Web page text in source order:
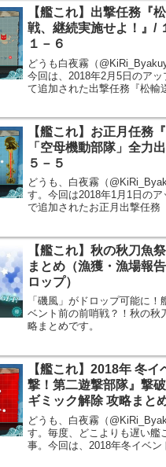
め記事となります。2018年春
了は...
【艦これ】出撃任務『
戦、継続実施せよ！』/
１－６
どうも白夜霧（
今回は、2018年2月5日のアッ
て追加された出撃任務『松輸
【艦これ】お正月任務
「空母機動部隊」全力
５－５
どうも、白夜霧（
す。今回は2018年1月1日のア
で追加されたお正月出撃任務
【艦これ】秋の秋刀魚
まとめ（漁獲・漁場報
ロップ）
「磯風」がドロップ可能に！
ベント前の前哨戦？！秋の秋
略まとめです。
【艦これ】2018年 冬イ
撃！第二遊撃部隊』撃
ギミック解除 攻略まと
どうも、白夜霧（
す。毎度、どこよりも遅い艦
事。今回は、2018年冬イベン